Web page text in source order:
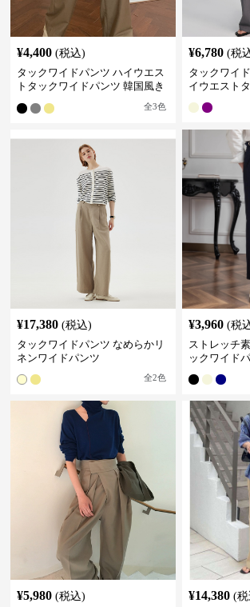
¥4,400 (税込)
タックワイドパンツ ハイウエス
トタックワイドパンツ 韓国風き
全3色
¥6,780 (税
タックワイ
イウエスト
¥17,380 (税込)
タックワイドパンツ なめらかリ
ネンワイドパンツ
全2色
¥3,960 (税
ストレッチ
ックワイド
¥5,980 (税込)
¥14,380 (税